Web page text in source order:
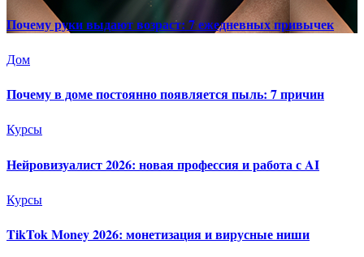
Почему руки выдают возраст: 7 ежедневных привычек
Дом
Почему в доме постоянно появляется пыль: 7 причин
Курсы
Нейровизуалист 2026: новая профессия и работа с AI
Курсы
TikTok Money 2026: монетизация и вирусные ниши